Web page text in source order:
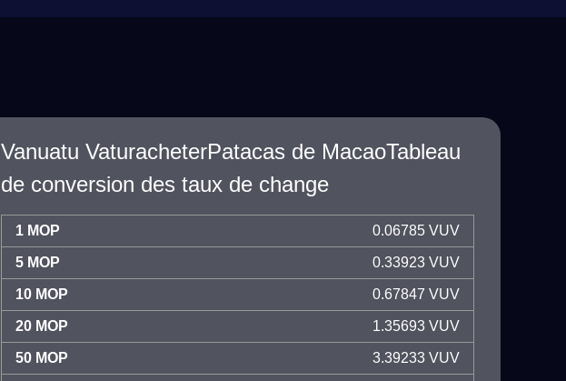
Vanuatu VaturacheterPatacas de MacaoTableau
de conversion des taux de change
1 MOP 0.06785 VUV
5 MOP 0.33923 VUV
10 MOP 0.67847 VUV
20 MOP 1.35693 VUV
50 MOP 3.39233 VUV